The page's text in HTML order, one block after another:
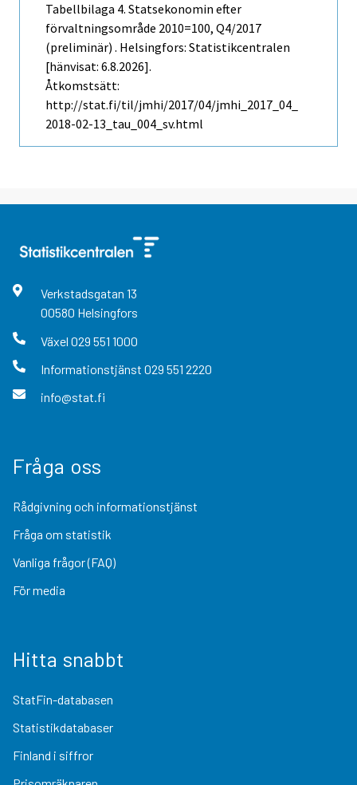
Tabellbilaga 4. Statsekonomin efter
förvaltningsområde 2010=100, Q4/2017
(preliminär) . Helsingfors: Statistikcentralen
[hänvisat: 6.8.2026].
Åtkomstsätt:
http://stat.fi/til/jmhi/2017/04/jmhi_2017_04_
2018-02-13_tau_004_sv.html
Verkstadsgatan 13
00580 Helsingfors
Växel 029 551 1000
Informationstjänst 029 551 2220
info@stat.fi
Fråga oss
Rådgivning och informationstjänst
Fråga om statistik
Vanliga frågor (FAQ)
För media
Hitta snabbt
StatFin-databasen
Statistikdatabaser
Finland i siffror